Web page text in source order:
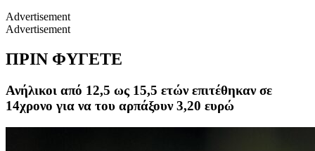
Advertisement
Advertisement
ΠΡΙΝ ΦΥΓΕΤΕ
Ανήλικοι από 12,5 ως 15,5 ετών επιτέθηκαν σε
14χρονο για να του αρπάξουν 3,20 ευρώ